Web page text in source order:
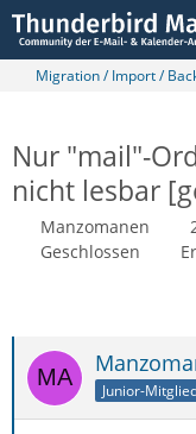
Migration / Import /
Nur "mail"-
nicht lesbar
Manzomanen
Geschlossen
Junior-